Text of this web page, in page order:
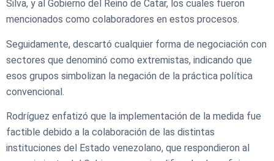
Silva, y al Gobierno del Reino de Catar, los cuales fueron
mencionados como colaboradores en estos procesos.
Seguidamente, descartó cualquier forma de negociación con
sectores que denominó como extremistas, indicando que
esos grupos simbolizan la negación de la práctica política
convencional.
Rodríguez enfatizó que la implementación de la medida fue
factible debido a la colaboración de las distintas
instituciones del Estado venezolano, que respondieron al